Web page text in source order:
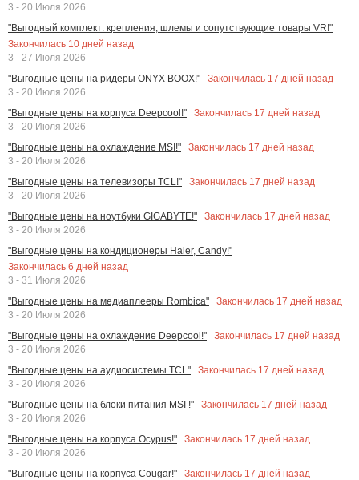
3 - 20 Июля 2026
"Выгодный комплект: крепления, шлемы и сопутствующие товары VR!"
Закончилась 10 дней назад
3 - 27 Июля 2026
"Выгодные цены на ридеры ONYX BOOX!"
Закончилась 17 дней назад
3 - 20 Июля 2026
"Выгодные цены на корпуса Deepcool!"
Закончилась 17 дней назад
3 - 20 Июля 2026
"Выгодные цены на охлаждение MSI!"
Закончилась 17 дней назад
3 - 20 Июля 2026
"Выгодные цены на телевизоры TCL!"
Закончилась 17 дней назад
3 - 20 Июля 2026
"Выгодные цены на ноутбуки GIGABYTE!"
Закончилась 17 дней назад
3 - 20 Июля 2026
"Выгодные цены на кондиционеры Haier, Candy!"
Закончилась 6 дней назад
3 - 31 Июля 2026
"Выгодные цены на медиаплееры Rombica"
Закончилась 17 дней назад
3 - 20 Июля 2026
"Выгодные цены на охлаждение Deepcool!"
Закончилась 17 дней назад
3 - 20 Июля 2026
"Выгодные цены на аудиосистемы TCL"
Закончилась 17 дней назад
3 - 20 Июля 2026
"Выгодные цены на блоки питания MSI !"
Закончилась 17 дней назад
3 - 20 Июля 2026
"Выгодные цены на корпуса Ocypus!"
Закончилась 17 дней назад
3 - 20 Июля 2026
"Выгодные цены на корпуса Cougar!"
Закончилась 17 дней назад